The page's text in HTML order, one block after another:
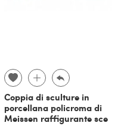
Coppia di sculture in
porcellana policroma di
Meissen raffigurante sce